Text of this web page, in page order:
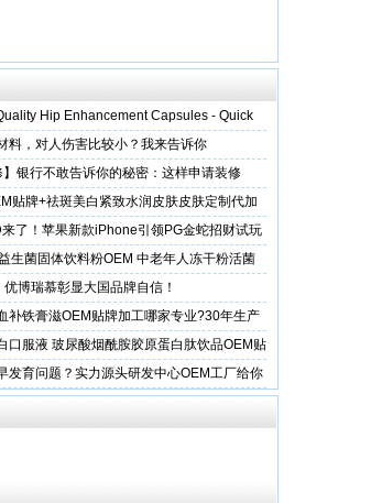
Hip Enhancement Capsules - Quick
料，对人伤害比较小？我来告诉你
】银行不敢告诉你的秘密：这样申请装修
30%！
贴牌+祛斑美白紧致水润皮肤皮肤定制代加
了！苹果新款iPhone引领PG金蛇招财试玩
生菌固体饮料粉OEM 中老年人冻干粉活菌
优博瑞慕彰显大国品牌自信！
补铁膏滋OEM贴牌加工哪家专业?30年生产
口服液 玻尿酸烟酰胺胶原蛋白肽饮品OEM贴
发育问题？实力源头研发中心OEM工厂给你